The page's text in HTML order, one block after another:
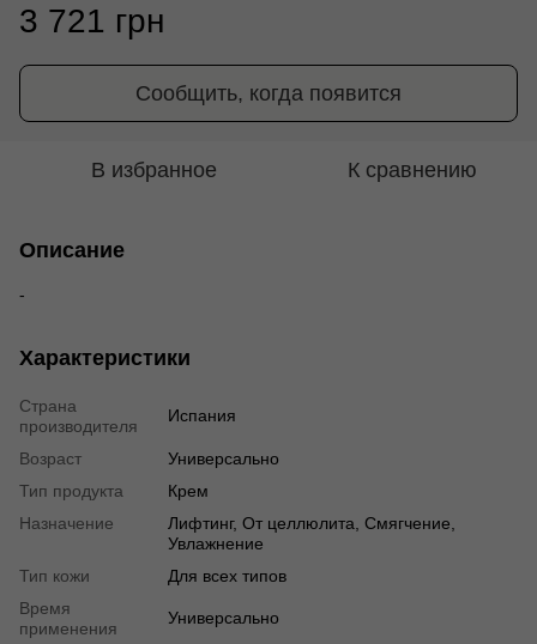
3 721 грн
Сообщить, когда появится
В избранное К сравнению
Описание
-
Характеристики
Страна
производителя
Испания
Возраст
Универсально
Тип продукта
Крем
Назначение
Лифтинг, От целлюлита, Смягчение,
Увлажнение
Тип кожи
Для всех типов
Время
применения
Универсально